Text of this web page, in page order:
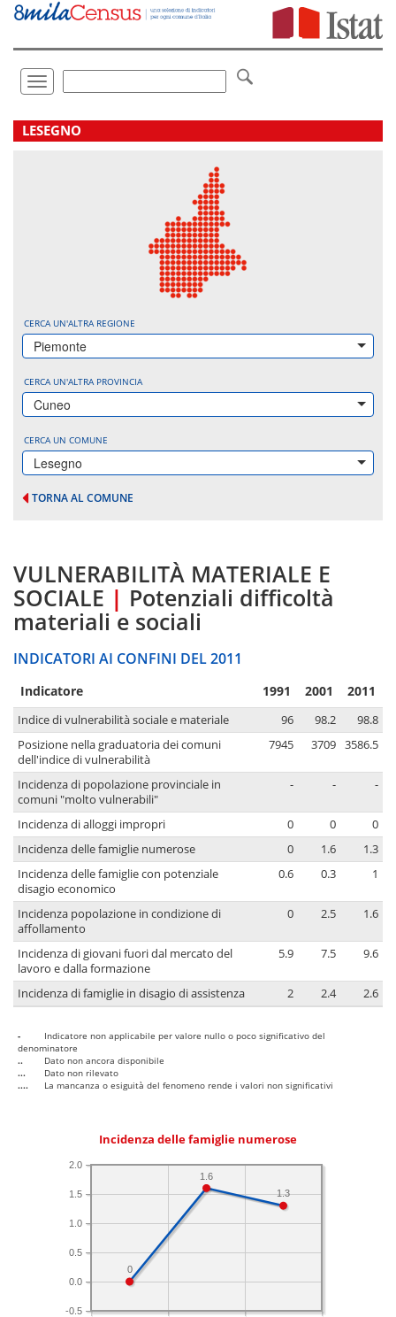
Vai
direttamente
Toggle
navigation
LESEGNO
CERCA UN'ALTRA REGIONE
Piemonte
CERCA UN'ALTRA PROVINCIA
Cuneo
CERCA UN COMUNE
Lesegno
TORNA AL COMUNE
VULNERABILITÀ MATERIALE E
SOCIALE | Potenziali difficoltà
materiali e sociali
INDICATORI AI CONFINI DEL 2011
Indicatore 1991 2001 2011
Indice di vulnerabilità sociale e materiale 96 98.2
98.8
Posizione nella graduatoria dei comuni
dell'indice di vulnerabilità
7945 3709 3586.5
Incidenza di popolazione provinciale in
comuni "molto vulnerabili"
- - -
Incidenza di alloggi impropri 0 0
0
Incidenza delle famiglie numerose
0 1.6
1.3
Incidenza delle famiglie con potenziale
disagio economico
0.6 0.3 1
Incidenza popolazione in condizione di
affollamento
0 2.5 1.6
Incidenza di giovani fuori dal mercato del
lavoro e dalla formazione
5.9 7.5 9.6
Incidenza di famiglie in disagio di assistenza 2 2.4 2.6
-
Indicatore non applicabile per valore nullo o poco significativo del
denominatore
..
Dato non ancora disponibile
...
Dato non rilevato
....
La mancanza o esiguità del fenomeno rende i valori non significativi
Incidenza delle famiglie numerose
-0.5
0.0
0.5
1.0
1.5
2.0
1.3
1.6
0